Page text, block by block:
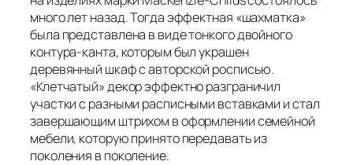
много лет назад. Тогда эффектная «шахматка»
была представлена в виде тонкого двойного
контура-канта, которым был украшен
деревянный шкаф с авторской росписью.
«Клетчатый» декор эффектно разграничил
участки с разными расписными вставками и стал
завершающим штрихом в оформлении семейной
мебели, которую принято передавать из
поколения в поколение.